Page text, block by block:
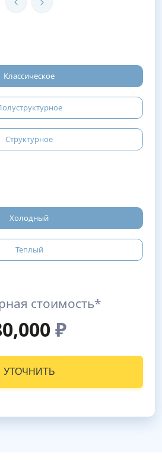
Классическое
Структурное
Холодный
Теплый
стоимость*
₽
УТОЧНИТЬ